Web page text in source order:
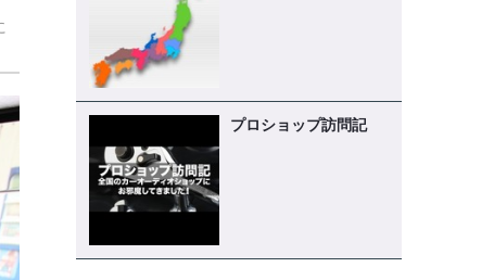
プロショップ訪問記